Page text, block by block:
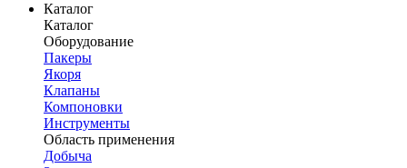
Каталог
Каталог
Оборудование
Пакеры
Якоря
Клапаны
Компоновки
Инструменты
Область применения
Добыча